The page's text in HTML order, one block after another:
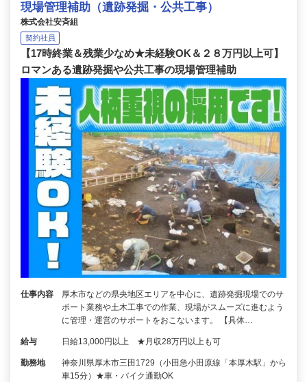
現場管理補助（遺跡発掘・公共工事）
株式会社安斉組
契約社員
【17時終業＆残業少なめ★未経験OK＆２８万円以上可】
ロマンある遺跡発掘や公共工事の現場管理補助
仕事内容
厚木市などの県央地区エリアを中心に、遺跡発掘現場でのサ
ポート業務や土木工事での作業、現場がスムーズに進むよう
に管理・運営のサポートをおこないます。 【具体…
給与 日給13,000円以上 ★月収28万円以上も可
勤務地
神奈川県厚木市三田1729（小田急小田原線「本厚木駅」から
車15分）★車・バイク通勤OK